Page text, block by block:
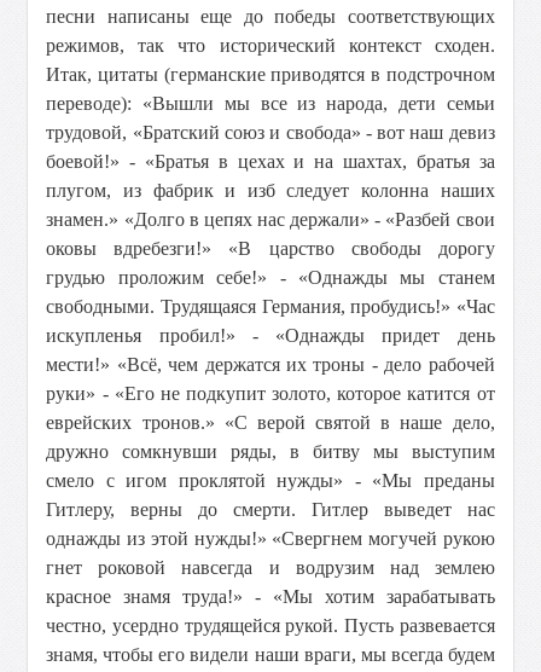
песни написаны еще до победы соответствующих
режимов, так что исторический контекст сходен.
Итак, цитаты (германские приводятся в подстрочном
переводе): «Вышли мы все из народа, дети семьи
трудовой, «Братский союз и свобода» - вот наш девиз
боевой!» - «Братья в цехах и на шахтах, братья за
плугом, из фабрик и изб следует колонна наших
знамен.» «Долго в цепях нас держали» - «Разбей свои
оковы вдребезги!» «В царство свободы дорогу
грудью проложим себе!» - «Однажды мы станем
свободными. Трудящаяся Германия, пробудись!» «Час
искупленья пробил!» - «Однажды придет день
мести!» «Всё, чем держатся их троны - дело рабочей
руки» - «Его не подкупит золото, которое катится от
еврейских тронов.» «С верой святой в наше дело,
дружно сомкнувши ряды, в битву мы выступим
смело с игом проклятой нужды» - «Мы преданы
Гитлеру, верны до смерти. Гитлер выведет нас
однажды из этой нужды!» «Свергнем могучей рукою
гнет роковой навсегда и водрузим над землею
красное знамя труда!» - «Мы хотим зарабатывать
честно, усердно трудящейся рукой. Пусть развевается
знамя, чтобы его видели наши враги, мы всегда будем